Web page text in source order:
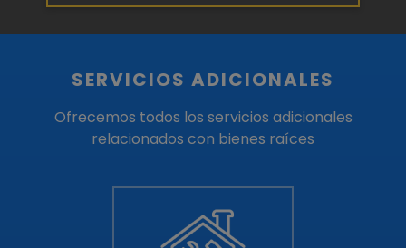
SERVICIOS ADICIONALES
Ofrecemos todos los servicios adicionales
relacionados con bienes raíces